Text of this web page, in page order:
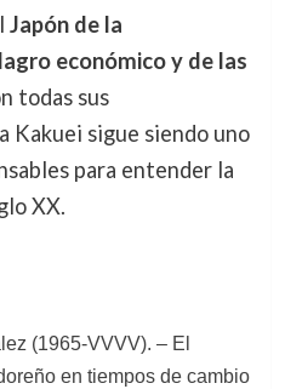
Japón de la
económico y de las
todas sus
Kakuei sigue siendo uno
para entender la
XX.
(1965-VVVV). – El
en tiempos de cambio